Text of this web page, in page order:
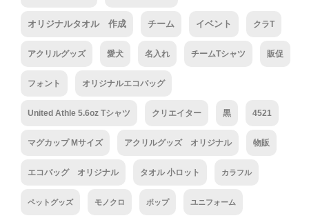
オリジナルタオル 作成 チーム イベント クラT
アクリルグッズ 愛犬 名入れ チームTシャツ 販促
フォント オリジナルエコバッグ
United Athle 5.6oz Tシャツ クリエイター 黒 4521
マグカップ Mサイズ アクリルグッズ オリジナル 物販
エコバッグ オリジナル タオル 小ロット カラフル
ペットグッズ モノクロ ポップ ユニフォーム